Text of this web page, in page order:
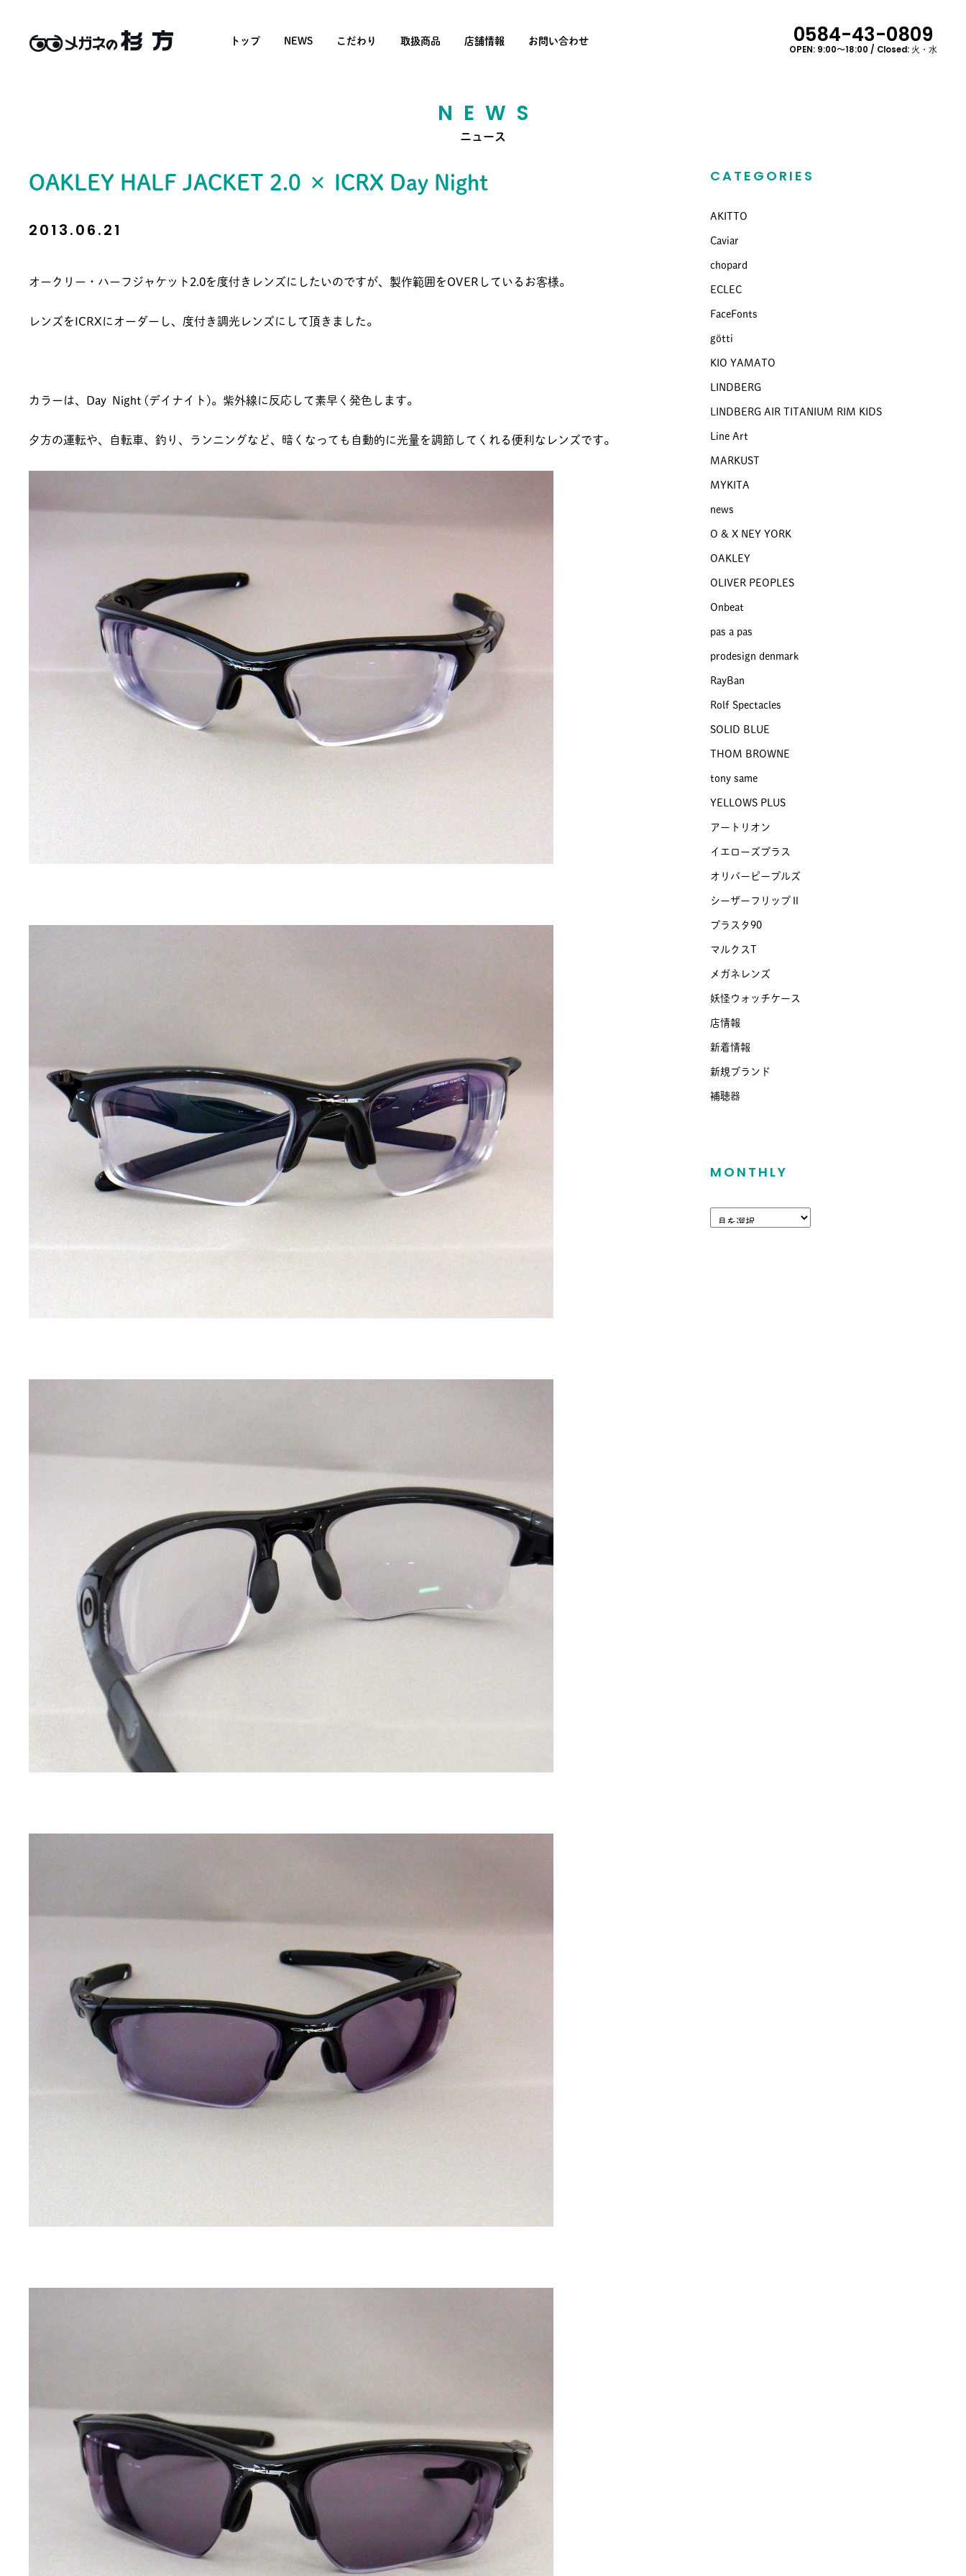
トップ NEWS こだわり 取扱商品 店舗情報 お問い合わせ 0584-43-0809
OPEN: 9:00〜18:00 / Closed: 火・水
NEWS
ニュース
OAKLEY HALF JACKET 2.0 × ICRX Day Night
2013.06.21
オークリー・ハーフジャケット2.0を度付きレンズにしたいのですが、製作範囲をOVERしているお客様。
レンズをICRXにオーダーし、度付き調光レンズにして頂きました。
カラーは、Day Night (デイナイト)。紫外線に反応して素早く発色します。
夕方の運転や、自転車、釣り、ランニングなど、暗くなっても自動的に光量を調節してくれる便利なレンズです。
CATEGORIES
AKITTO
Caviar
chopard
ECLEC
FaceFonts
götti
KIO YAMATO
LINDBERG
LINDBERG AIR TITANIUM RIM KIDS
Line Art
MARKUST
MYKITA
news
O & X NEY YORK
OAKLEY
OLIVER PEOPLES
Onbeat
pas a pas
prodesign denmark
RayBan
Rolf Spectacles
SOLID BLUE
THOM BROWNE
tony same
YELLOWS PLUS
アートリオン
イエローズプラス
オリバーピープルズ
シーザーフリップⅡ
プラスタ90
マルクスT
メガネレンズ
妖怪ウォッチケース
店情報
新着情報
新規ブランド
補聴器
MONTHLY